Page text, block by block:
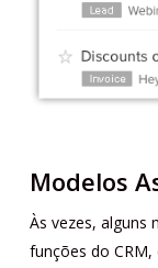
Modelos
Às vezes, alguns
funções do